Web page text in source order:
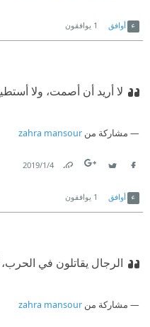
أوافق 1 يوافقون
لا أريد أن أصمت، ولا
مشاركة من zahra mansour
4‏/1‏/2019
أوافق 1 يوافقون
الرجال يقاتلون في الحرب،
مشاركة من zahra mansour